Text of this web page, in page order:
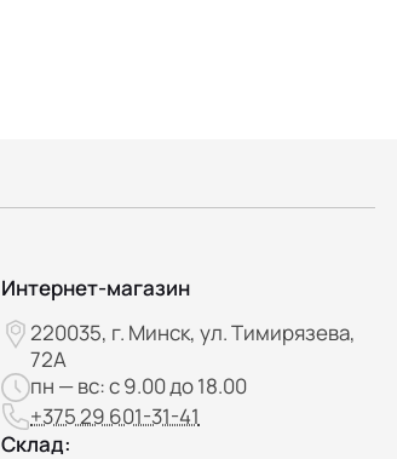
Интернет-магазин
220035, г. Минск, ул. Тимирязева,
72А
пн — вс: с 9.00 до 18.00
+375 29 601-31-41
Склад: